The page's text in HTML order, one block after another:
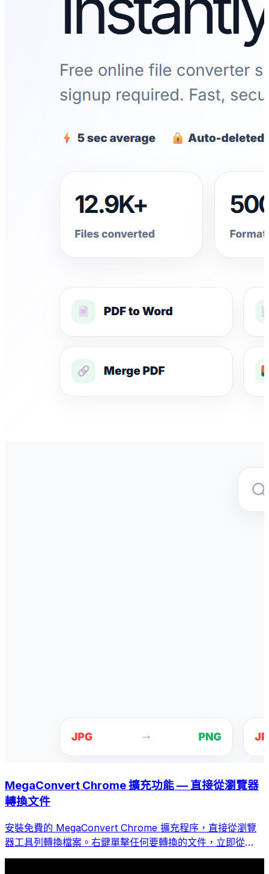
MegaConvert Chrome 擴充功能 — 直接從瀏覽器
轉換文件
安裝免費的 MegaConvert Chrome 擴充程序，直接從瀏覽
器工具列轉換檔案。右鍵單擊任何要轉換的文件，立即從
Chrome 存取所有工具。